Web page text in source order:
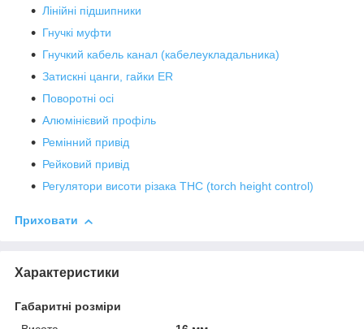
Лінійні підшипники
Гнучкі муфти
Гнучкий кабель канал (кабелеукладальника)
Затискні цанги, гайки ER
Поворотні осі
Алюмінієвий профіль
Ремінний привід
Рейковий привід
Регулятори висоти різака THC (torch height control)
Приховати
Характеристики
Габаритні розміри